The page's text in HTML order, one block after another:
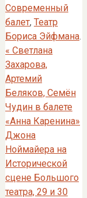
Современный
балет, Театр
Бориса Эйфмана.
« Светлана
Захарова,
Артемий
Беляков, Семён
Чудин в балете
«Анна Каренина»
Джона
Ноймайера на
Исторической
сцене Большого
театра, 29 и 30